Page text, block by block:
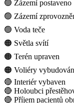
🟢 Zázemí postaveno
🟢 Zázemí
🟢 Voda teče
🟠 Světla svítí
🟠 Terén upraven
🟠 Voliéry
🔴 Interiér vybaven
🔴 Holoubci
🔴 Příjem pacientů